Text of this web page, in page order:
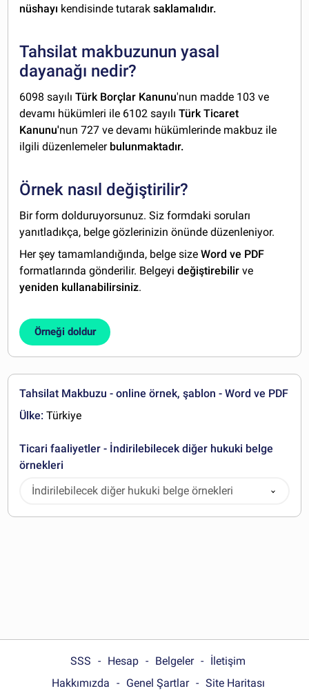
nüshayı kendisinde tutaraksaklamalıdır.
Tahsilat makbuzunun yasal
dayanağı nedir?
6098 sayılıTürk Borçlar Kanunu'nun madde 103 ve
devamı hükümleri ile 6102 sayılıTürk Ticaret
Kanunu'nun 727 ve devamı hükümlerinde makbuz ile
ilgili düzenlemeler bulunmaktadır.
Örnek nasıl değiştirilir?
Bir form dolduruyorsunuz. Siz formdaki soruları
yanıtladıkça, belge gözlerinizin önünde düzenleniyor.
Her şey tamamlandığında, belge sizeWord ve PDF
formatlarında gönderilir. Belgeyideğiştirebilir ve
yeniden kullanabilirsiniz.
Örneği doldur
Tahsilat Makbuzu - online örnek, şablon - Word ve PDF
Ülke: Türkiye
Ticari faaliyetler - İndirilebilecek diğer hukuki belge
örnekleri
İndirilebilecek diğer hukuki belge örnekleri
SSS Hesap Belgeler
İletişim
Hakkımızda
Genel Şartlar Site Haritası